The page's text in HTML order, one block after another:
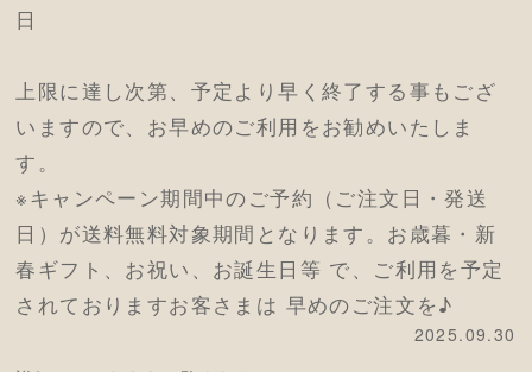
日
上限に達し次第、予定より早く終了する事もござ
いますので、お早めのご利用をお勧めいたしま
す。
※キャンペーン期間中のご予約（ご注文日・発送
日）が送料無料対象期間となります。お歳暮・新
春ギフト、お祝い、お誕生日等 で、ご利用を予定
されておりますお客さまは 早めのご注文を♪
2025.09.30